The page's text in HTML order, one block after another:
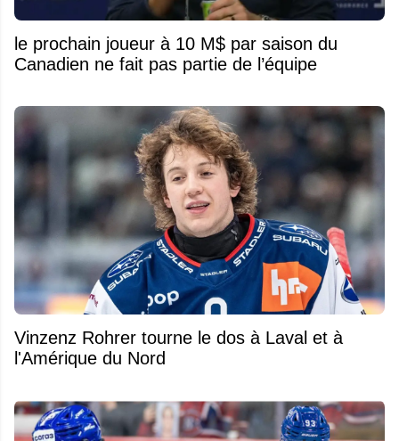
le prochain joueur à 10 M$ par saison du
Canadien ne fait pas partie de l’équipe
Vinzenz Rohrer tourne le dos à Laval et à
l'Amérique du Nord